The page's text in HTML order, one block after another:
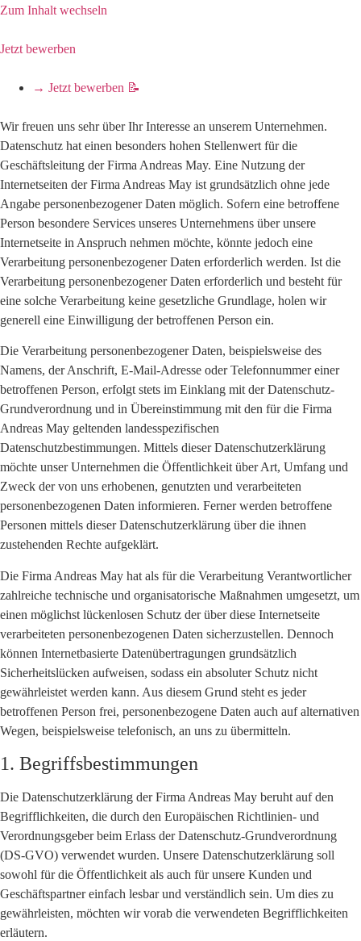
Zum Inhalt wechseln
Jetzt bewerben
→ Jetzt bewerben 📝
Wir freuen uns sehr über Ihr Interesse an unserem Unternehmen.
Datenschutz hat einen besonders hohen Stellenwert für die
Geschäftsleitung der Firma Andreas May. Eine Nutzung der
Internetseiten der Firma Andreas May ist grundsätzlich ohne jede
Angabe personenbezogener Daten möglich. Sofern eine betroffene
Person besondere Services unseres Unternehmens über unsere
Internetseite in Anspruch nehmen möchte, könnte jedoch eine
Verarbeitung personenbezogener Daten erforderlich werden. Ist die
Verarbeitung personenbezogener Daten erforderlich und besteht für
eine solche Verarbeitung keine gesetzliche Grundlage, holen wir
generell eine Einwilligung der betroffenen Person ein.
Die Verarbeitung personenbezogener Daten, beispielsweise des
Namens, der Anschrift, E-Mail-Adresse oder Telefonnummer einer
betroffenen Person, erfolgt stets im Einklang mit der Datenschutz-
Grundverordnung und in Übereinstimmung mit den für die Firma
Andreas May geltenden landesspezifischen
Datenschutzbestimmungen. Mittels dieser Datenschutzerklärung
möchte unser Unternehmen die Öffentlichkeit über Art, Umfang und
Zweck der von uns erhobenen, genutzten und verarbeiteten
personenbezogenen Daten informieren. Ferner werden betroffene
Personen mittels dieser Datenschutzerklärung über die ihnen
zustehenden Rechte aufgeklärt.
Die Firma Andreas May hat als für die Verarbeitung Verantwortlicher
zahlreiche technische und organisatorische Maßnahmen umgesetzt, um
einen möglichst lückenlosen Schutz der über diese Internetseite
verarbeiteten personenbezogenen Daten sicherzustellen. Dennoch
können Internetbasierte Datenübertragungen grundsätzlich
Sicherheitslücken aufweisen, sodass ein absoluter Schutz nicht
gewährleistet werden kann. Aus diesem Grund steht es jeder
betroffenen Person frei, personenbezogene Daten auch auf alternativen
Wegen, beispielsweise telefonisch, an uns zu übermitteln.
1. Begriffsbestimmungen
Die Datenschutzerklärung der Firma Andreas May beruht auf den
Begrifflichkeiten, die durch den Europäischen Richtlinien- und
Verordnungsgeber beim Erlass der Datenschutz-Grundverordnung
(DS-GVO) verwendet wurden. Unsere Datenschutzerklärung soll
sowohl für die Öffentlichkeit als auch für unsere Kunden und
Geschäftspartner einfach lesbar und verständlich sein. Um dies zu
gewährleisten, möchten wir vorab die verwendeten Begrifflichkeiten
erläutern.